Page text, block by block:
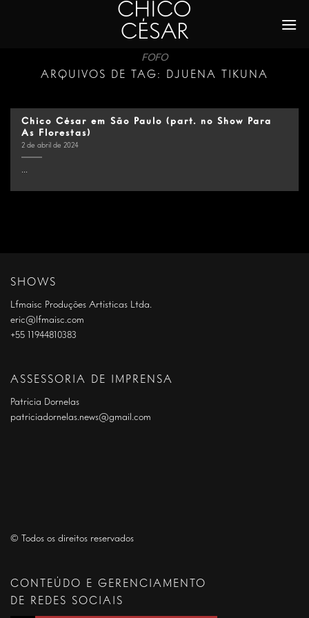
CHICO
CÉSAR
FOFO
ARQUIVOS DE TAG: DJUENA TIKUNA
Chico César em São Paulo (part. no Show Para
As Florestas)
2 de abril de 2024
...
SHOWS
Lfmaisc Produções Artísticas Ltda.
eric@lfmaisc.com
+55 11944810383
ASSESSORIA DE IMPRENSA
Patrícia Dornelas
patriciadornelas.news@gmail.com
© Todos os direitos reservados
CONTEÚDO E GERENCIAMENTO
DE REDES SOCIAIS